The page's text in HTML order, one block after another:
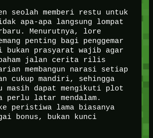
seolah memberi restu untuk
apa-apa langsung lompat
Menurutnya, lore
penting bagi penggemar
prasyarat wajib agar
paham jalan cerita rilis
membangun narasi setiap
cukup mandiri, sehingga
masih dapat mengikuti plot
perlu latar mendalam.
peristiwa lama biasanya
bonus, bukan kunci